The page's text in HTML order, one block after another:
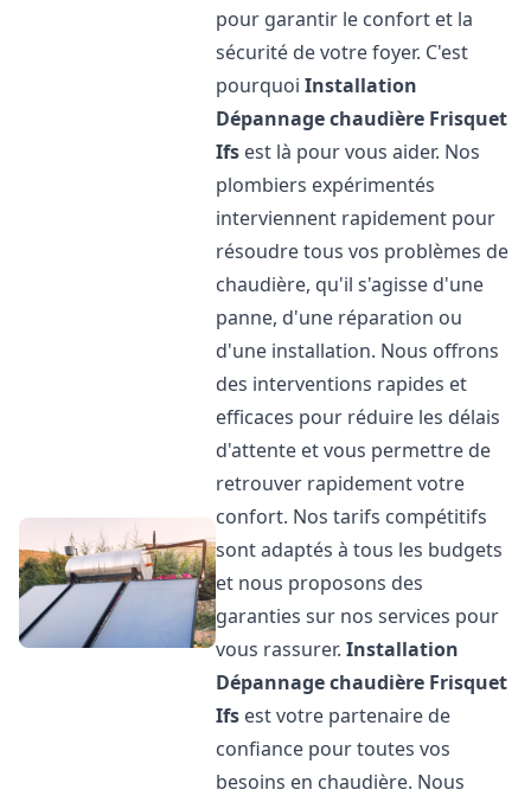
pour garantir le confort et la
sécurité de votre foyer. C'est
pourquoiInstallation
Dépannage chaudière Frisquet
Ifs est là pour vous aider. Nos
plombiers expérimentés
interviennent rapidement pour
résoudre tous vos problèmes de
chaudière, qu'il s'agisse d'une
panne, d'une réparation ou
d'une installation. Nous offrons
des interventions rapides et
efficaces pour réduire les délais
d'attente et vous permettre de
retrouver rapidement votre
confort. Nos tarifs compétitifs
sont adaptés à tous les budgets
et nous proposons des
garanties sur nos services pour
vous rassurer.Installation
Dépannage chaudière Frisquet
Ifs est votre partenaire de
confiance pour toutes vos
besoins en chaudière. Nous